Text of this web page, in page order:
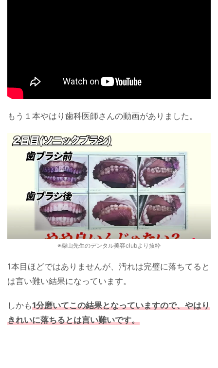
もう１本やはり歯科医師さんの動画がありました。
※柴山先生のデンタル美容clubより抜粋
1本目ほどではありませんが、汚れは完璧に落ちてると
は言い難い結果になっています。
しかも1分磨いてこの結果となっていますので、やはり
きれいに落ちるとは言い難いです。